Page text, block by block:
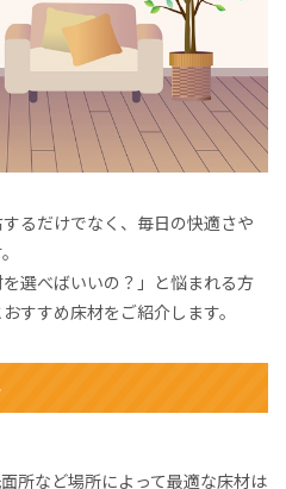
るだけでなく、毎日の快適さや
選べばいいの？」と悩まれる方
すすめ床材をご紹介します。
所など場所によって最適な床材は